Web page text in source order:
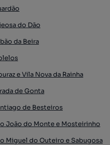
do Dão
da Beira
e Vila Nova da Rainha
de Gonta
de Besteiros
João do Monte e Mosteirinho
Miguel do Outeiro e Sabugosa